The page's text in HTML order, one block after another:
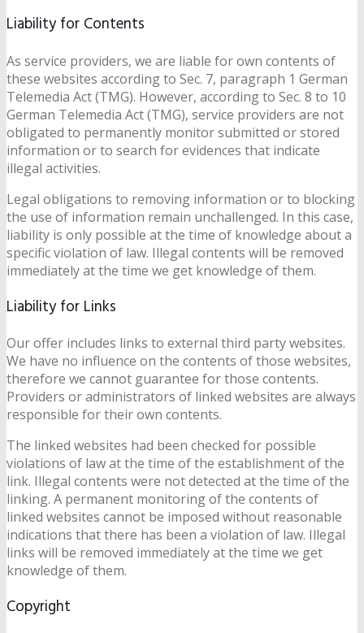
Liability for Contents
As service providers, we are liable for own contents of
these websites according to Sec. 7, paragraph 1 German
Telemedia Act (TMG). However, according to Sec. 8 to 10
German Telemedia Act (TMG), service providers are not
obligated to permanently monitor submitted or stored
information or to search for evidences that indicate
illegal activities.
Legal obligations to removing information or to blocking
the use of information remain unchallenged. In this case,
liability is only possible at the time of knowledge about a
specific violation of law. Illegal contents will be removed
immediately at the time we get knowledge of them.
Liability for Links
Our offer includes links to external third party websites.
We have no influence on the contents of those websites,
therefore we cannot guarantee for those contents.
Providers or administrators of linked websites are always
responsible for their own contents.
The linked websites had been checked for possible
violations of law at the time of the establishment of the
link. Illegal contents were not detected at the time of the
linking. A permanent monitoring of the contents of
linked websites cannot be imposed without reasonable
indications that there has been a violation of law. Illegal
links will be removed immediately at the time we get
knowledge of them.
Copyright